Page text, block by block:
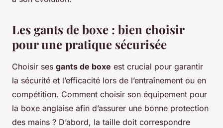
Les gants de boxe : bien choisir
pour une pratique sécurisée
Choisir ses gants de boxe est crucial pour garantir
la sécurité et l’efficacité lors de l’entraînement ou en
compétition. Comment choisir son équipement pour
la boxe anglaise afin d’assurer une bonne protection
des mains ? D’abord, la taille doit correspondre